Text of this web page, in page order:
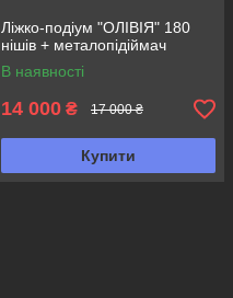
Ліжко-подіум "ОЛІВІЯ" 180
нішів + металопідіймач
В наявності
14 000 ₴ 17 000 ₴
Купити